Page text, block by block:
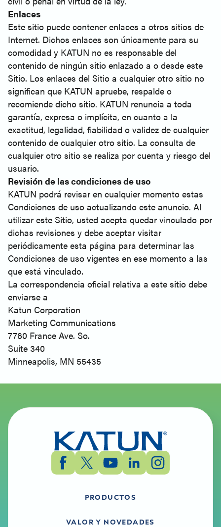
Enlaces
Este sitio puede contener enlaces a otros sitios de
Internet. Dichos enlaces son únicamente para su
comodidad y KATUN no es responsable del
contenido de ningún sitio enlazado a o desde este
Sitio. Los enlaces del Sitio a cualquier otro sitio no
significan que KATUN apruebe, respalde o
recomiende dicho sitio. KATUN renuncia a toda
garantía, expresa o implícita, en cuanto a la
exactitud, legalidad, fiabilidad o validez de cualquier
contenido de cualquier otro sitio. La consulta de
cualquier otro sitio se realiza por cuenta y riesgo del
usuario.
Revisión de las condiciones de uso
KATUN podrá revisar en cualquier momento estas
Condiciones de uso actualizando este anuncio. Al
utilizar este Sitio, usted acepta quedar vinculado por
dichas revisiones y debe aceptar visitar
periódicamente esta página para determinar las
Condiciones de uso vigentes en ese momento a las
que está vinculado.
La correspondencia oficial relativa a este sitio debe
enviarse a
Katun Corporation
Marketing Communications
7760 France Ave. So.
Suite 340
Minneapolis, MN 55435
PRODUCTOS
VALOR Y NOVEDADES